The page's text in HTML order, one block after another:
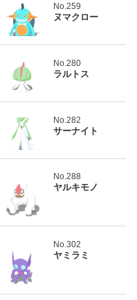
No.259
ヌマクロー
No.280
ラルトス
No.282
サーナイト
No.288
ヤルキモノ
No.302
ヤミラミ